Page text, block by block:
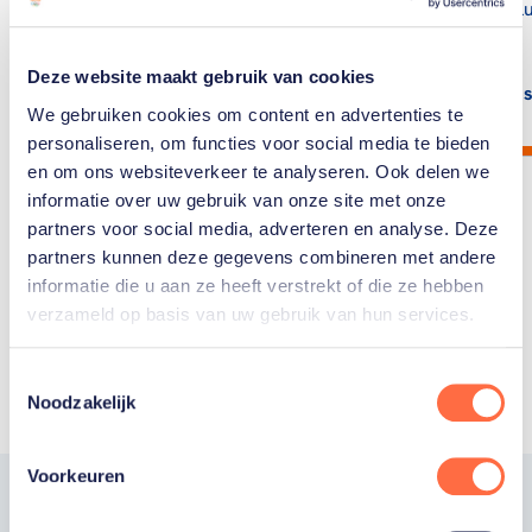
Deze website maakt gebruik van cookies
We gebruiken cookies om content en advertenties te
personaliseren, om functies voor social media te bieden
en om ons websiteverkeer te analyseren. Ook delen we
informatie over uw gebruik van onze site met onze
partners voor social media, adverteren en analyse. Deze
partners kunnen deze gegevens combineren met andere
informatie die u aan ze heeft verstrekt of die ze hebben
verzameld op basis van uw gebruik van hun services.
Noodzakelijk
Voorkeuren
Lees artikel
Tokio?
Toon alle